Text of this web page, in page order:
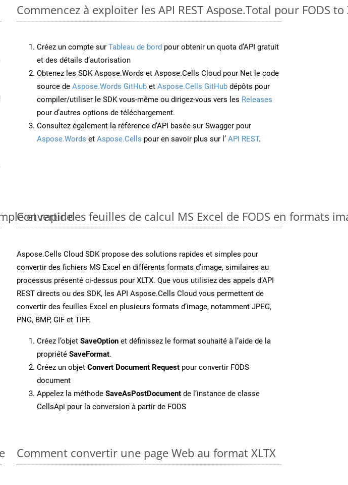
Commencez à exploiter les API REST Aspose.Total pour FODS to
Créez un compte sur Tableau de bord pour obtenir un quota d’API gratuit
et des détails d’autorisation
Obtenez les SDK Aspose.Words et Aspose.Cells Cloud pour Net le code
source de Aspose.Words GitHub et Aspose.Cells GitHub dépôts pour
compiler/utiliser le SDK vous-même ou dirigez-vous vers les Releases
pour d’autres options de téléchargement.
Consultez également la référence d’API basée sur Swagger pour
Aspose.Words et Aspose.Cells pour en savoir plus sur l’ API REST.
et rapide
Convertir des feuilles de calcul MS Excel de FODS en formats
Aspose.Cells Cloud SDK propose des solutions rapides et simples pour
convertir des fichiers MS Excel en différents formats d’image, similaires au
processus présenté ci-dessus pour XLTX. Que vous utilisiez des appels d’API
REST directs ou des SDK, les API Aspose.Cells Cloud vous permettent de
convertir des feuilles Excel en plusieurs formats d’image, notamment JPEG,
PNG, BMP, GIF et TIFF.
Créez l’objet SaveOption et définissez le format souhaité à l’aide de la
propriété SaveFormat.
Créez un objet Convert Document Request pour convertir FODS
document
Appelez la méthode SaveAsPostDocument de l’instance de classe
CellsApi pour la conversion à partir de FODS
Comment convertir une page Web au format XLTX